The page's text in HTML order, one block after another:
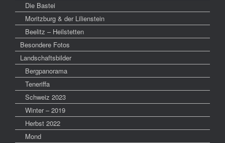
Die Bastei
Moritzburg & der Lilienstein
Beelitz – Heilstetten
Besondere Fotos
Landschaftsbilder
Bergpanorama
Teneriffa
Schweiz 2023
Winter – 2019
Herbst 2022
Mond